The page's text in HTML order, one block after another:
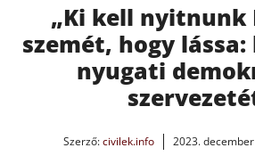
„Ki kell nyitnunk
szemét, hogy
nyugati
Szerző:civilek.info 2023.